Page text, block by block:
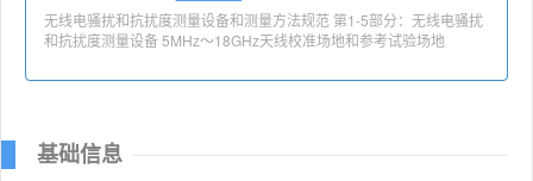
无线电骚扰和抗扰度测量设备和测量方法规范 第1-5部分：无线电骚扰
和抗扰度测量设备 5MHz～18GHz天线校准场地和参考试验场地
基础信息